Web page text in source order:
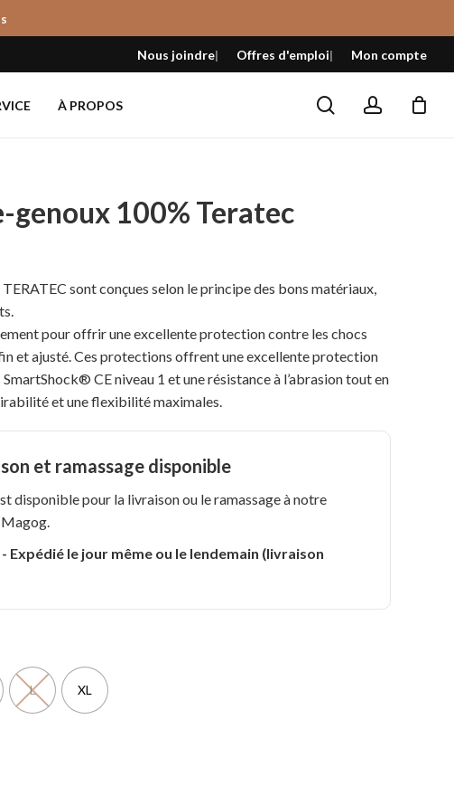
Nous joindre Offres d'emploi Mon compte
À PROPOS searchaccount
Fermer
le
panier
genoux 100% Teratec
sont conçues selon le principe des bons matériaux,
pour offrir une excellente protection contre les chocs
et ajusté. Ces protections offrent une excellente protection
CE niveau 1 et une résistance à l’abrasion tout en
et une flexibilité maximales.
et ramassage disponible
disponible pour la livraison ou le ramassage à notre
Expédié le jour même ou le lendemain (livraison
L XL